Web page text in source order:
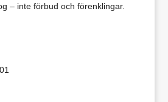
– inte förbud och förenklingar.